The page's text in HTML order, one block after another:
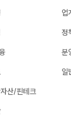
산/핀테크
업
정
분
일